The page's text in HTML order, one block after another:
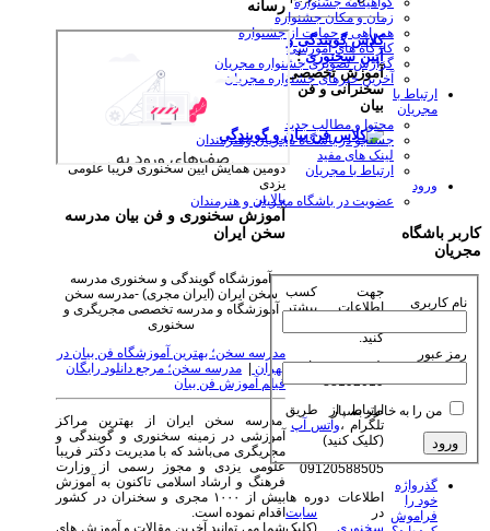
رسانه
دومین همایش آیین سخنوری فریبا علومی
یزدی
بالا بر
آموزش سخنوری و فن بیان مدرسه
سخن ایران
آموزشگاه گویندگی و سخنوری مدرسه
سخن ایران (ایران مجری) -مدرسه سخن
آموزشگاه و مدرسه تخصصی مجریگری و
سخنوری
مدرسه سخن؛ بهترین آموزشگاه فن بیان در
تهران | مدرسه سخن؛ مرجع دانلود رایگان
فیلم آموزش فن بیان
مدرسه سخن ایران از بهترین مراکز
آموزشی در زمینه سخنوری و گویندگی و
مجریگری می‌باشد که با مدیریت دکتر فریبا
علومی یزدی و مجوز رسمی از وزارت
فرهنگ و ارشاد اسلامی تاکنون به آموزش
بیش از ۱۰۰۰ مجری و سخنران در کشور
اقدام نموده است.
شما می توانید آخرین مقالات و آموزش های
کلاس گویندگی و
آیین سخنوری؛
آموزش تخصصی
سخنرانی و فن
بیان
جهت کسب
اطلاعات بیشتر
کنید.
تلفن ثبت نام :
88192019
ارتباط از طریق
تلگرام ،واتس آپ
(کلیک کنید)
09120588505
اطلاعات دوره ها
در سایت
زمان و مکان جشنواره
همراهی و حمایت از جشنواره
کارگاه های آموزشی
گزارش تصویری جشنواره مجریان
آخرین خبرهای جشنواره مجریان
ارتباط با
مجریان
محتوا و مطالب جدید
جستجو در باشگاه مجریان وهنرمندان
لینک های مفید
ارتباط با مجریان
ورود
عضویت در باشگاه مجریان و هنرمندان
کاربر باشگاه
مجریان
نام کاربری
رمز عبور
من را به خاطر بسپار
گذرواژه
خود را
فراموش